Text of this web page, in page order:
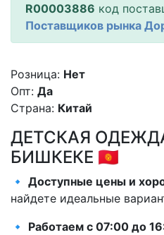
R00003886 код
Поставщиков рынка
Розница: Нет
Опт: Да
Страна: Китай
ДЕТСКАЯ
БИШКЕКЕ 🇰🇬
🔹 Доступные цены и
найдете идеальные
🔹 Работаем с 07:00 до